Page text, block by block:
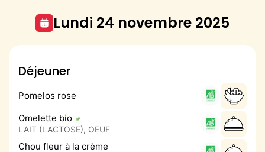
lundi 24 novembre 2025
Déjeuner
Pomelos rose
Omelette bio
LAIT (LACTOSE), OEUF
Chou fleur à la crème